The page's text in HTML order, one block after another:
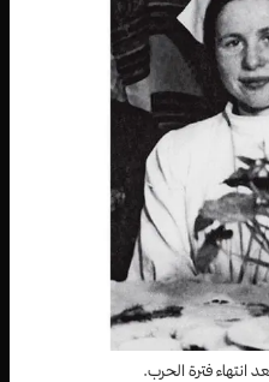
انتهاء فترة الحرب.